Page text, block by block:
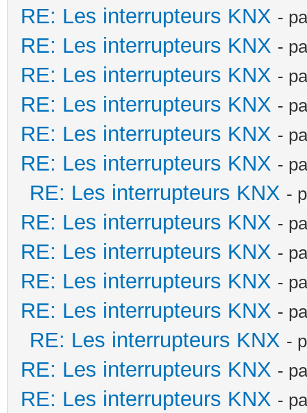
RE: Les interrupteurs KNX -
RE: Les interrupteurs KNX -
RE: Les interrupteurs KNX -
RE: Les interrupteurs KNX -
RE: Les interrupteurs KNX -
RE: Les interrupteurs KNX -
RE: Les interrupteurs KNX -
RE: Les interrupteurs KNX -
RE: Les interrupteurs KNX -
RE: Les interrupteurs KNX -
RE: Les interrupteurs KNX -
RE: Les interrupteurs KNX -
RE: Les interrupteurs KNX -
RE: Les interrupteurs KNX -